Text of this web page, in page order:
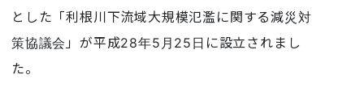
とした「利根川下流域大規模氾濫に関する減災対
策協議会」が平成28年5月25日に設立されまし
た。